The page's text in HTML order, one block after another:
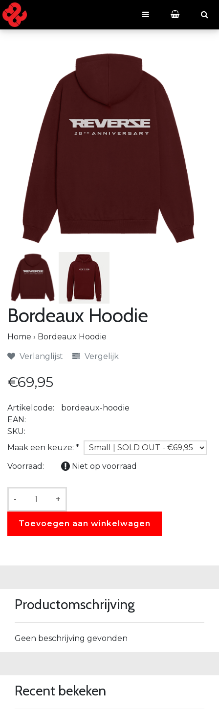
Bordeaux Hoodie
Home › Bordeaux Hoodie
Verlanglijst Vergelijk
€69,95
Artikelcode:
bordeaux-hoodie
EAN:
SKU:
Maak een keuze: *
Voorraad:
Niet op voorraad
- +
Toevoegen aan winkelwagen
Productomschrijving
Geen beschrijving gevonden
Recent bekeken